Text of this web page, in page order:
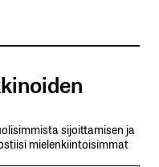
sijoittamisen ja
mielenkiintoisimmat